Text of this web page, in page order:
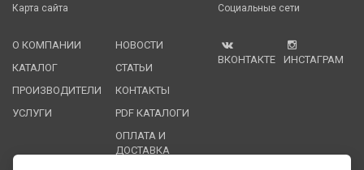
Карта сайта
О КОМПАНИИ
КАТАЛОГ
ПРОИЗВОДИТЕЛИ
УСЛУГИ
НОВОСТИ
СТАТЬИ
КОНТАКТЫ
PDF КАТАЛОГИ
ОПЛАТА И
ДОСТАВКА
Социальные сети
ВКОНТАКТЕ ИНСТАГРАМ